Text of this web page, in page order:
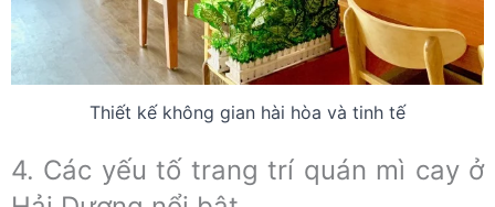
Thiết kế không gian hài hòa và tinh tế
4. Các yếu tố trang trí quán mì cay ở